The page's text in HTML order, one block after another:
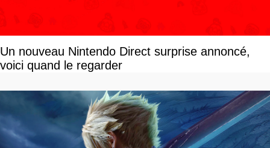
Un nouveau Nintendo Direct surprise annoncé,
voici quand le regarder